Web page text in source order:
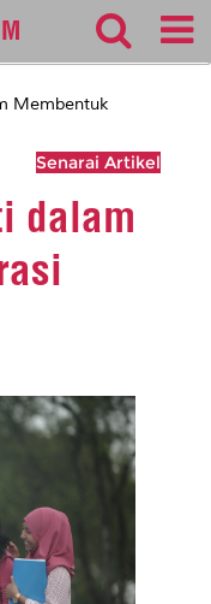
Membentuk
Senarai Artikel
dalam